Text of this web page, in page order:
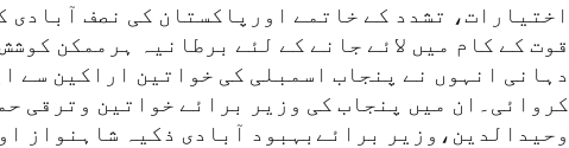
اختیارات، تشدد کے خاتمے اورپاکستان کی نصف آبادی
قوت کے کام میں لائے جانے کے لئے برطانیہ ہرممکن
دہانی انہوں نے پنجاب اسمبلی کی خواتین اراکین سے
کروائی۔ان میں پنجاب کی وزیر برائے خواتین وترقی
وحیدالدین،وزیر برائےبہبود آبادی ذکیہ شاہنواز